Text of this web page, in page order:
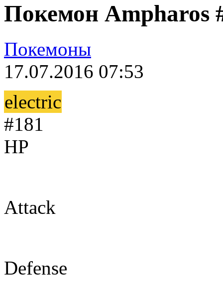
Покемон Ampharos
Покемоны
17.07.2016 07:53
electric
#181
HP
Attack
Defense